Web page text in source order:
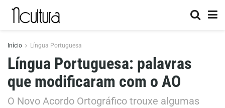
Início Língua Portuguesa
Língua Portuguesa: palavras
que modificaram com o AO
O Novo Acordo Ortográfico trouxe algumas